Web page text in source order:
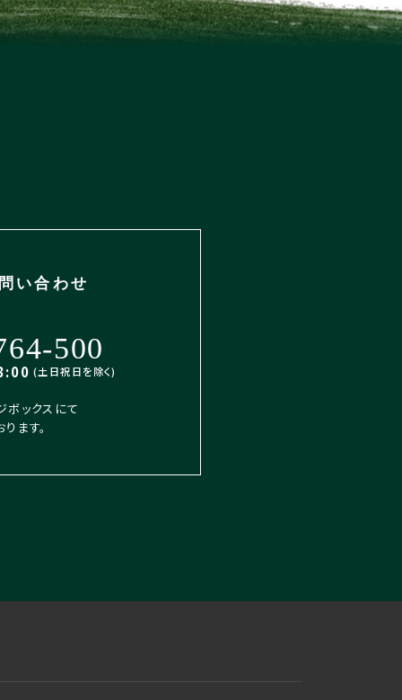
い合わせ
500
(土日祝日を除く)
ボックスにて
ます。